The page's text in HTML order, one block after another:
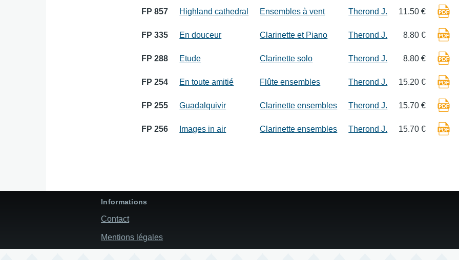
FP 857 Highland cathedral Ensembles à vent Therond J. 11.50 €
FP 335 En douceur Clarinette et Piano Therond J. 8.80 €
FP 288 Etude Clarinette solo Therond J. 8.80 €
FP 254 En toute amitié Flûte ensembles Therond J. 15.20 €
FP 255 Guadalquivir Clarinette ensembles Therond J. 15.70 €
FP 256 Images in air Clarinette ensembles Therond J. 15.70 €
Informations
Contact
Mentions légales